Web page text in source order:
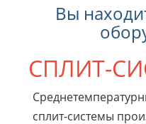
Вы
СПЛИТ-
сплит-системы